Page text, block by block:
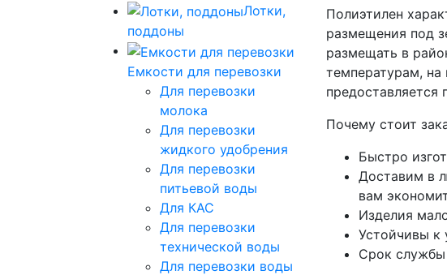
Лотки,
поддоны
Емкости для перевозки
Для перевозки
молока
Для перевозки
жидкого удобрения
Для перевозки
питьевой воды
Для КАС
Для перевозки
технической воды
Для перевозки воды
Полиэтилен
размещения под
размещать в
температурам, на
предоставляется
Почему стоит
Быстро
Доставим в
вам
Изделия
Устойчивы к
Срок